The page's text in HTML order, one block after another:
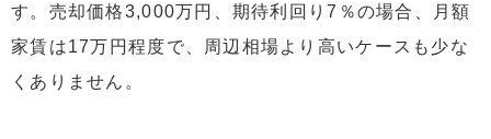
す。売却価格3,000万円、期待利回り7％の場合、月額
家賃は17万円程度で、周辺相場より高いケースも少な
くありません。